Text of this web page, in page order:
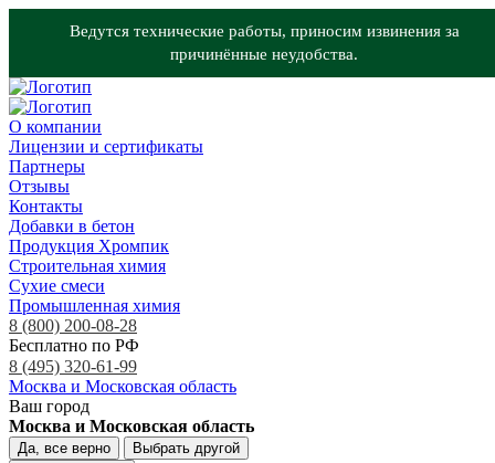
Ведутся технические работы, приносим извинения за
причинённые неудобства.
О компании
Лицензии и сертификаты
Партнеры
Отзывы
Контакты
Добавки в бетон
Продукция Хромпик
Строительная химия
Сухие смеси
Промышленная химия
8 (800) 200-08-28
Бесплатно по РФ
8 (495) 320-61-99
Москва и Московская область
Ваш город
Москва и Московская область
Да, все верно
Выбрать другой